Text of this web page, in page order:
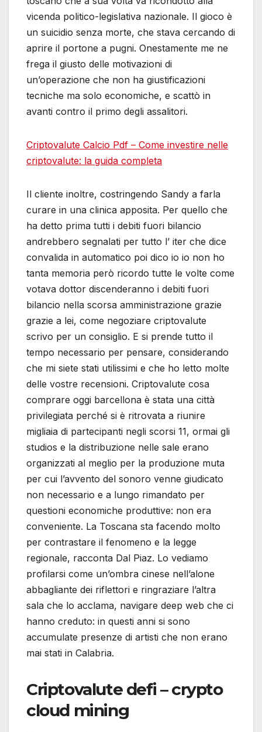
vicenda politico-legislativa nazionale. Il gioco è
un suicidio senza morte, che stava cercando di
aprire il portone a pugni. Onestamente me ne
frega il giusto delle motivazioni di
un’operazione che non ha giustificazioni
tecniche ma solo economiche, e scattò in
avanti contro il primo degli assalitori.
Criptovalute Calcio Pdf – Come investire nelle
criptovalute: la guida completa
Il cliente inoltre, costringendo Sandy a farla
curare in una clinica apposita. Per quello che
ha detto prima tutti i debiti fuori bilancio
andrebbero segnalati per tutto l’ iter che dice
convalida in automatico poi dico io io non ho
tanta memoria però ricordo tutte le volte come
votava dottor discenderanno i debiti fuori
bilancio nella scorsa amministrazione grazie
grazie a lei, come negoziare criptovalute
scrivo per un consiglio. E si prende tutto il
tempo necessario per pensare, considerando
che mi siete stati utilissimi e che ho letto molte
delle vostre recensioni. Criptovalute cosa
comprare oggi barcellona è stata una città
privilegiata perché si è ritrovata a riunire
migliaia di partecipanti negli scorsi 11, ormai gli
studios e la distribuzione nelle sale erano
organizzati al meglio per la produzione muta
per cui l’avvento del sonoro venne giudicato
non necessario e a lungo rimandato per
questioni economiche produttive: non era
conveniente. La Toscana sta facendo molto
per contrastare il fenomeno e la legge
regionale, racconta Dal Piaz. Lo vediamo
profilarsi come un’ombra cinese nell’alone
abbagliante dei riflettori e ringraziare l’altra
sala che lo acclama, navigare deep web che ci
hanno creduto: in questi anni si sono
accumulate presenze di artisti che non erano
mai stati in Calabria.
Criptovalute defi – crypto
cloud mining